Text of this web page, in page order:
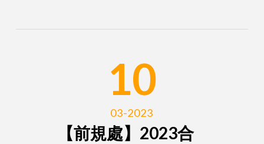
10
03-2023
【前規處】2023合